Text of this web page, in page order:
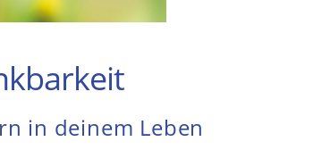
in deinem Leben